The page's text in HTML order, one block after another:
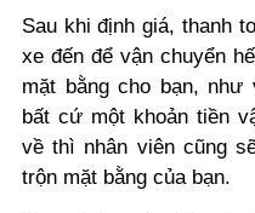
Sau khi định giá, thanh
xe đến để vận chuyển
mặt bằng cho bạn, như
bất cứ một khoản tiền
về thì nhân viên cũng
trộn mặt bằng của bạn.